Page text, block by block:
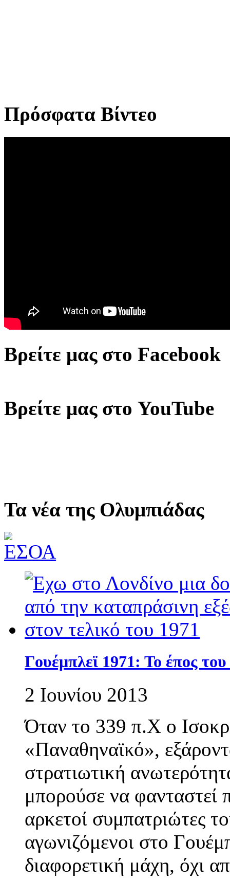
Πρόσφατα Βίντεο
Βρείτε μας στο Facebook
Βρείτε μας στο YouTube
Τα νέα της Ολυμπιάδας
Γουέμπλεϊ 1971: Το έπος
2 Ιουνίου 2013
Όταν το 339 π.Χ ο
«Παναθηναϊκό»,
στρατιωτική
μπορούσε να φανταστεί
αρκετοί συμπατριώτες
αγωνιζόμενοι στο
διαφορετική μάχη, όχι